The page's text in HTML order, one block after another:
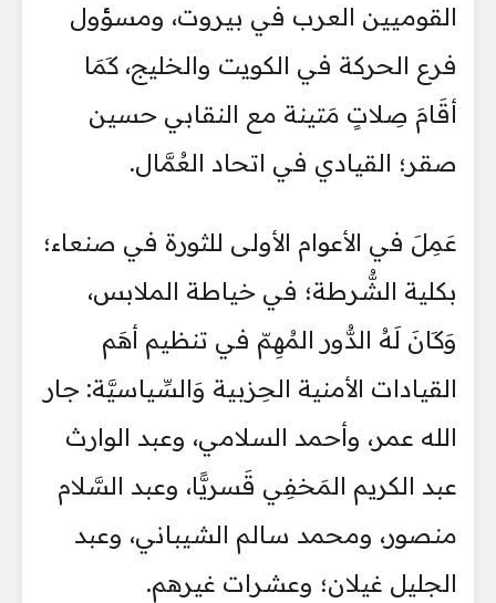
القوميين العرب في بيروت، ومسؤول
فرع الحركة في الكويت والخليج، كَمَا
أقَامَ صِلاتٍ مَتينة مع النقابي حسين
صقر؛ القيادي في اتحاد العُمَّال.
عَمِلَ في الأعوام الأولى للثورة في صنعاء؛
بكلية الشُّرطة؛ في خياطة الملابس،
وَكَانَ لَهُ الدُّور المُهِمّ في تنظيم أهَم
القيادات الأمنية الحِزبية وَالسِّياسيَّة: جار
الله عمر، وأحمد السلامي، وعبد الوارث
عبد الكريم المَخفِي قَسريًّا، وعبد السَّلام
منصور، ومحمد سالم الشيباني، وعبد
الجليل غيلان؛ وعشرات غيرهم.